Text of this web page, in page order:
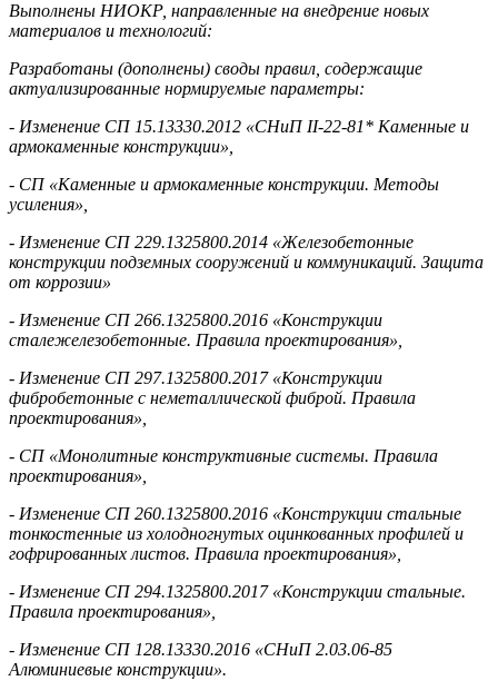
Выполнены НИОКР, направленные на внедрение новых
материалов и технологий:
Разработаны (дополнены) своды правил, содержащие
актуализированные нормируемые параметры:
- Изменение СП 15.13330.2012 «СНиП II-22-81* Каменные и
армокаменные конструкции»,
- СП «Каменные и армокаменные конструкции. Методы
усиления»,
- Изменение СП 229.1325800.2014 «Железобетонные
конструкции подземных сооружений и коммуникаций. Защита
от коррозии»
- Изменение СП 266.1325800.2016 «Конструкции
сталежелезобетонные. Правила проектирования»,
- Изменение СП 297.1325800.2017 «Конструкции
фибробетонные с неметаллической фиброй. Правила
проектирования»,
- СП «Монолитные конструктивные системы. Правила
проектирования»,
- Изменение СП 260.1325800.2016 «Конструкции стальные
тонкостенные из холодногнутых оцинкованных профилей и
гофрированных листов. Правила проектирования»,
- Изменение СП 294.1325800.2017 «Конструкции стальные.
Правила проектирования»,
- Изменение СП 128.13330.2016 «СНиП 2.03.06-85
Алюминиевые конструкции».